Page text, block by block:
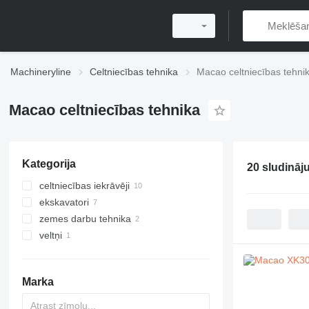
Machineryline Celtniecības tehnika Macao celtniecības
Macao celtniecības tehnika
Kategorija
celtniecības iekrāvēji
frontālie iekrāvēji
ekskavatori
mini ekskavatori
ekskavatori-iekrāvēji
zemes darbu tehnika
greideri
veltņi
Marka
20